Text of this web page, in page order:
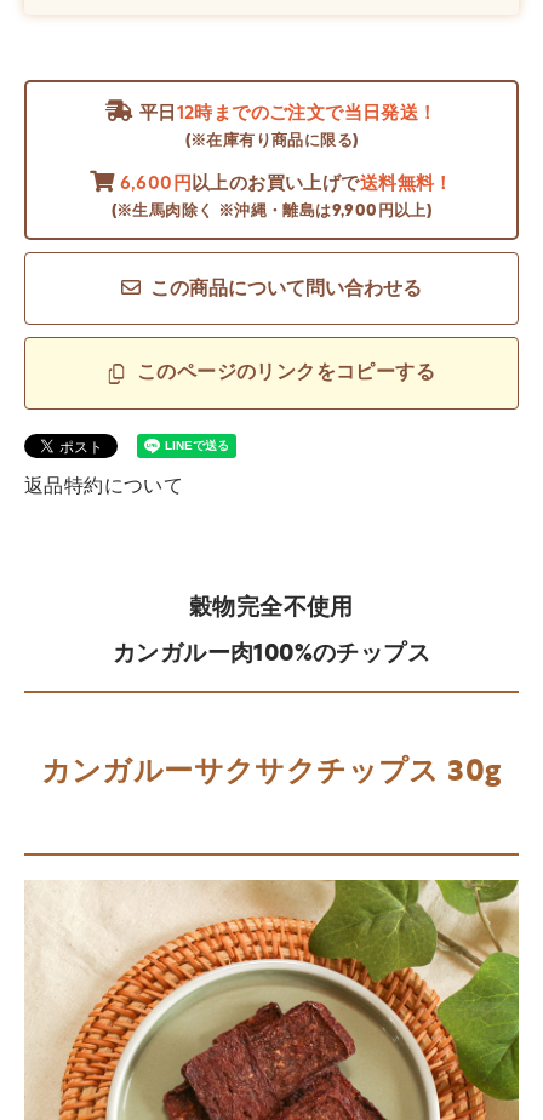
平日 12時までのご注文で当日発送！
(※在庫有り商品に限る)
6,600円 以上のお買い上げで送料無料！
(※生馬肉除く ※沖縄・離島は9,900円以上)
この商品について問い合わせる
このページのリンクをコピーする
返品特約について
穀物完全不使用
カンガルー肉100%のチップス
カンガルーサクサクチップス 30g